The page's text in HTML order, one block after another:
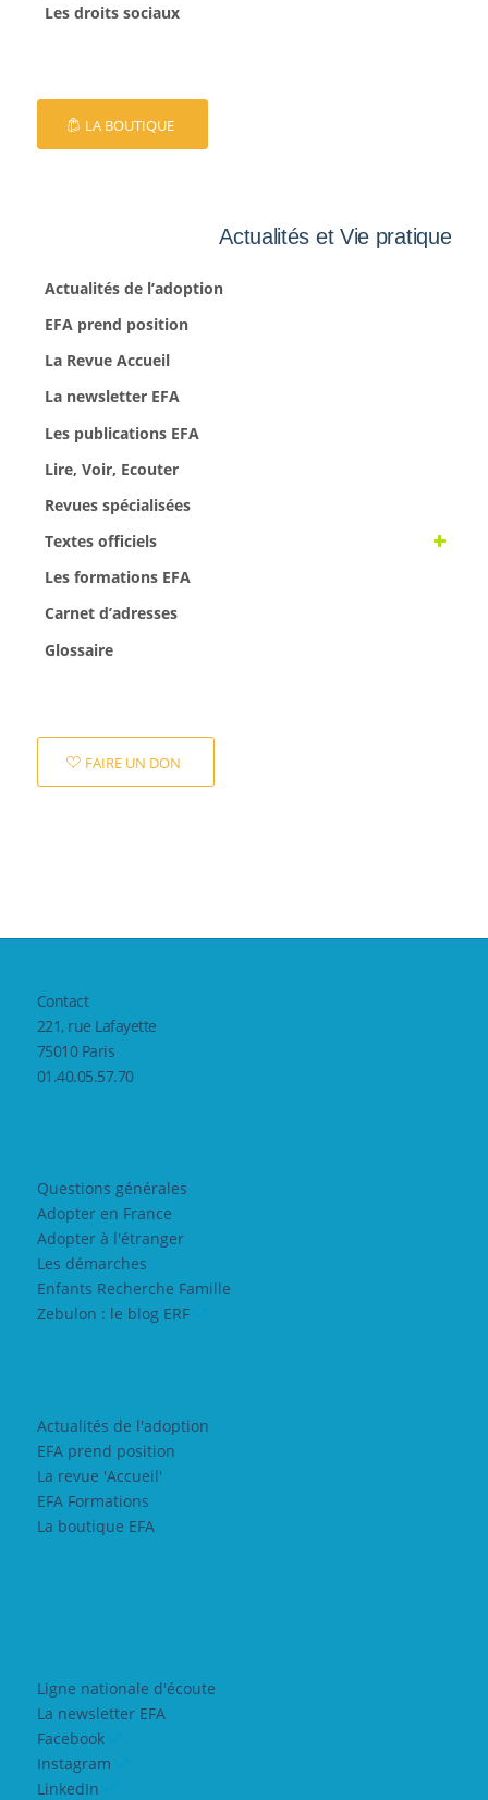
Les droits sociaux
LA BOUTIQUE
Actualités et Vie pratique
Actualités de l’adoption
EFA prend position
La Revue Accueil
La newsletter EFA
Les publications EFA
Lire, Voir, Ecouter
Revues spécialisées
Textes officiels
Les formations EFA
Carnet d’adresses
Glossaire
FAIRE UN DON
Contact
221, rue Lafayette
75010 Paris
01.40.05.57.70
Questions générales
Adopter en France
Adopter à l'étranger
Les démarches
Enfants Recherche Famille
Zebulon : le blog ERF
Actualités de l'adoption
EFA prend position
La revue 'Accueil'
EFA Formations
La boutique EFA
Ligne nationale d'écoute
La newsletter EFA
Facebook
Instagram
LinkedIn